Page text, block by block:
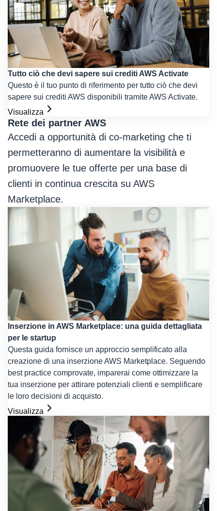
Tutto ciò che devi sapere sui crediti AWS Activate
Questo è il tuo punto di riferimento per tutto ciò che devi
sapere sui crediti AWS disponibili tramite AWS Activate.
Visualizza
Rete dei partner AWS
Accedi a opportunità di co-marketing che ti
permetteranno di aumentare la visibilità e
promuovere le tue offerte per una base di
clienti in continua crescita su AWS
Marketplace.
Inserzione in AWS Marketplace: una guida dettagliata
per le startup
Questa guida fornisce un approccio semplificato alla
creazione di una inserzione AWS Marketplace. Seguendo
best practice comprovate, imparerai come ottimizzare la
tua inserzione per attirare potenziali clienti e semplificare
le loro decisioni di acquisto.
Visualizza